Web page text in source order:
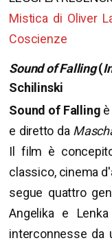
Mistica di Oliver
Coscienze
Sound of Falling(
Schilinski
Sound of Falling
e diretto da
Il film è
classico, cinema
segue quattro
Angelika e
interconnesse da